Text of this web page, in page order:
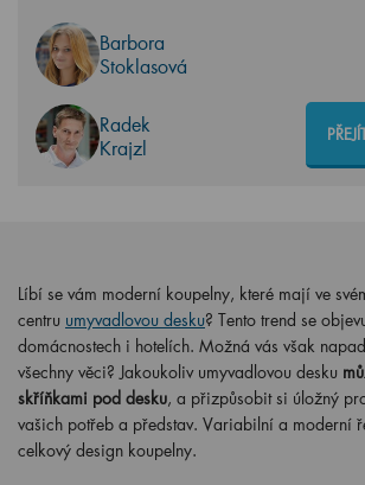
Barbora
Stoklasová
Radek
Krajzl
Líbí se vám moderní koupelny, které mají ve
centru umyvadlovou desku? Tento trend se
domácnostech i hotelích. Možná vás však
všechny věci? Jakoukoliv umyvadlovou desku
skříňkami pod desku, a přizpůsobit si úložný
vašich potřeb a představ. Variabilní a moderní
celkový design koupelny.